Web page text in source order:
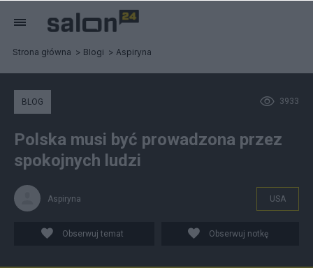
Strona główna Blogi Aspiryna
3933
BLOG
Polska musi być prowadzona przez
spokojnych ludzi
Aspiryna USA
Obserwuj temat Obserwuj notkę